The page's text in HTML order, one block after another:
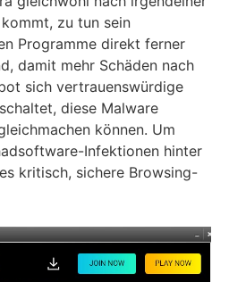
zu tun sein
Programme direkt ferner
damit mehr Schäden nach
sich vertrauenswürdige
diese Malware
können. Um
Infektionen hinter
kritisch, sichere Browsing-